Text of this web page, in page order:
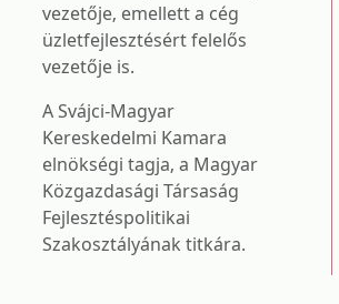
vezetője, emellett a cég
üzletfejlesztésért felelős
vezetője is.
A Svájci-Magyar
Kereskedelmi Kamara
elnökségi tagja, a Magyar
Közgazdasági Társaság
Fejlesztéspolitikai
Szakosztályának titkára.